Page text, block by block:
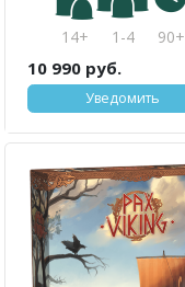
14+ 1-4 90+
10 990 руб.
Уведомить